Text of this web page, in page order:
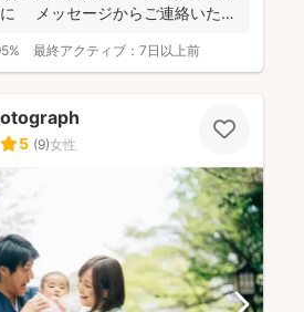
メッセージからご連絡いただ
最終アクティブ： 7日以上前
5 (9)女性